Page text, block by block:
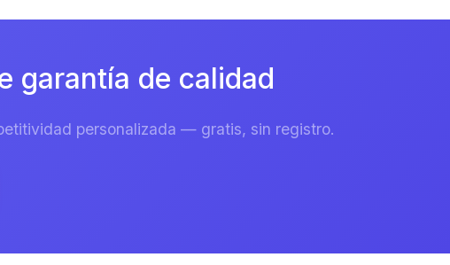
garantía de calidad
personalizada — gratis, sin registro.